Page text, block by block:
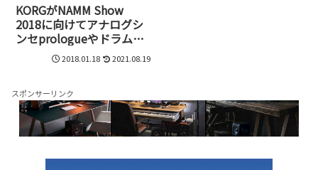
KORGがNAMM Show
2018に向けてアナログシ
ンセprologueやドラムマ
シンKR-55 Proなど一挙リ
2018.01.18 2021.08.19
スポンサーリンク